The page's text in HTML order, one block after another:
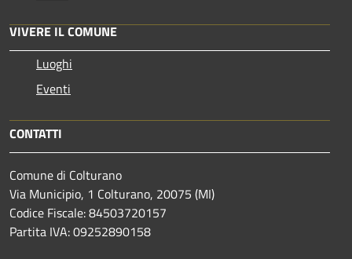
VIVERE IL COMUNE
Luoghi
Eventi
CONTATTI
Comune di Colturano
Via Municipio, 1 Colturano, 20075 (MI)
Codice Fiscale: 84503720157
Partita IVA: 09252890158